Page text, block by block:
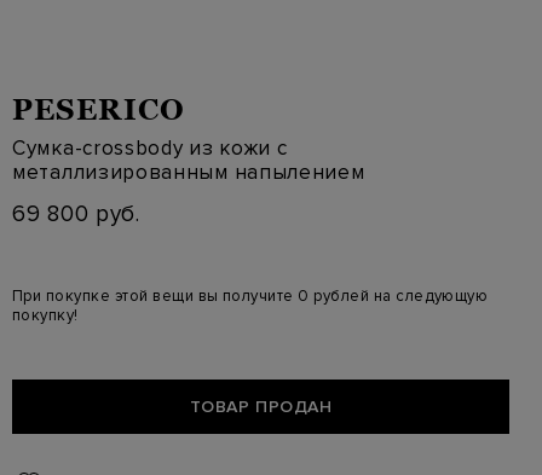
PESERICO
Сумка-crossbody из кожи с
металлизированным напылением
69 800 руб.
При покупке этой вещи вы получите 0 рублей на следующую
покупку!
ТОВАР ПРОДАН